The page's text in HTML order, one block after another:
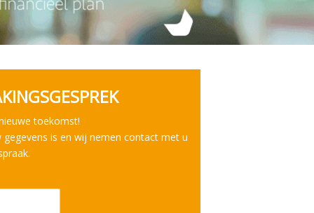
toekomst!
is en wij nemen contact met u